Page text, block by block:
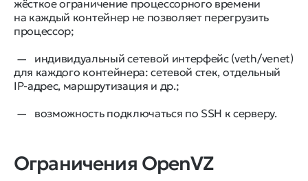
жёсткое ограничение процессорного времени
на каждый контейнер не позволяет перегрузить
процессор;
индивидуальный сетевой интерфейс (veth/venet)
для каждого контейнера: сетевой стек, отдельный
IP-адрес, маршрутизация и др.;
возможность подключаться по SSH к серверу.
Ограничения OpenVZ